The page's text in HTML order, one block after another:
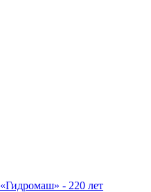
«Гидромаш» - 220 лет